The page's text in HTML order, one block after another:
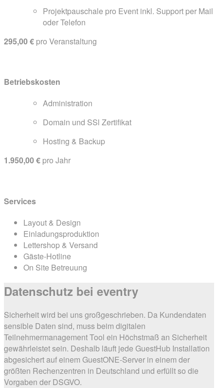
Projekt­pauschale pro Event inkl. Support per Mail
oder Telefon
295,00 € pro Veranstaltung
Betriebskosten
Administration
Domain und SSl Zertifikat
Hosting & Backup
1.950,00 € pro Jahr
Services
Layout & Design
Einladungsproduktion
Lettershop & Versand
Gäste-Hotline
On Site Betreuung
Datenschutz bei eventry
Sicherheit wird bei uns großgeschrieben. Da Kundendaten
sensible Daten sind, muss beim digitalen
Teilnehmermanagement Tool ein Höchstmaß an Sicherheit
gewährleistet sein. Deshalb läuft jede GuestHub Installation
abgesichert auf einem GuestONE-Server in einem der
größten Rechenzentren in Deutschland und erfüllt so die
Vorgaben der DSGVO.